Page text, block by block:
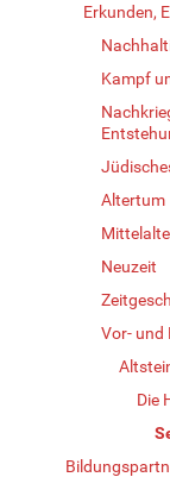
Erkunden,
Kampf
Altertum
Neuzeit
Vor- und
Die